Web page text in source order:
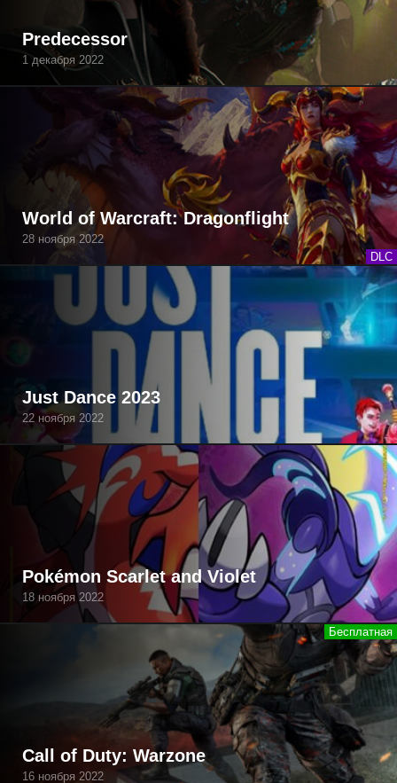
Predecessor
1 декабря 2022
DLC
World of Warcraft: Dragonflight
28 ноября 2022
Just Dance 2023
22 ноября 2022
Pokémon Scarlet and Violet
18 ноября 2022
Call of Duty: Warzone
16 ноября 2022